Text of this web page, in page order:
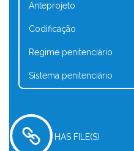
Anteprojeto
Codificação
Regime penitenciário
Sistema penitenciário
HAS FILE(S)